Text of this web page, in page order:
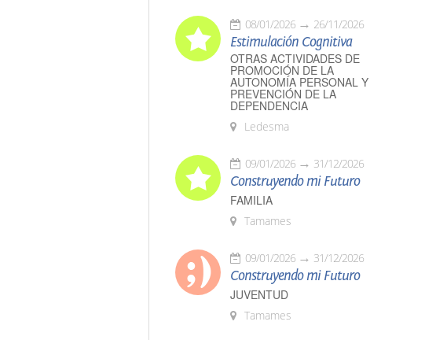
08/01/2026 26/11/2026
Estimulación Cognitiva
OTRAS ACTIVIDADES DE
PROMOCIÓN DE LA
AUTONOMÍA PERSONAL Y
PREVENCIÓN DE LA
DEPENDENCIA
Ledesma
09/01/2026 31/12/2026
Construyendo mi Futuro
FAMILIA
Tamames
09/01/2026 31/12/2026
Construyendo mi Futuro
JUVENTUD
Tamames